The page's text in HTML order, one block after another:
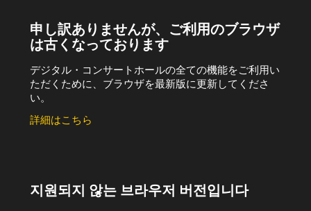
申し訳ありませんが、ご利用のブラウザ
は古くなっております
デジタル・コンサートホールの全ての機能をご利用い
ただくために、ブラウザを最新版に更新してくださ
い。
詳細はこちら
지원되지 않는 브라우저 버전입니다